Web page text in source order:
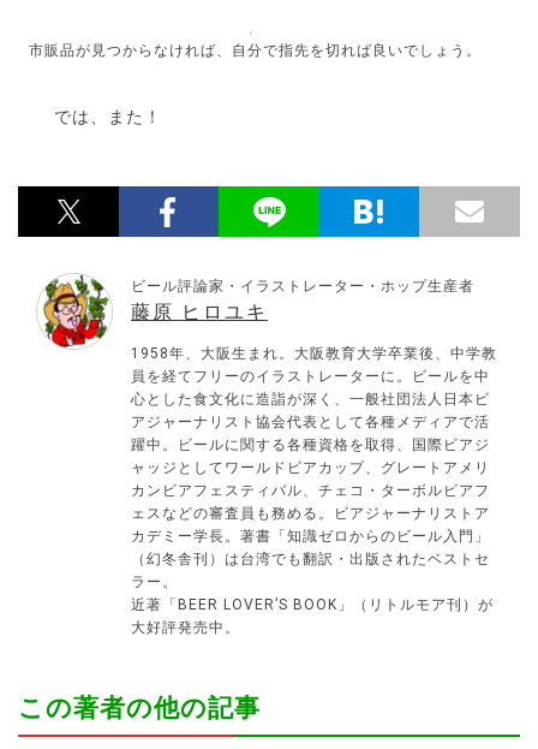
市販品が見つからなければ、自分で指先を切れば良いでしょう。
では、また！
ビール評論家・イラストレーター・ホップ生産者
藤原 ヒロユキ
1958年、大阪生まれ。大阪教育大学卒業後、中学教
員を経てフリーのイラストレーターに。ビールを中
心とした食文化に造詣が深く、一般社団法人日本ビ
アジャーナリスト協会代表として各種メディアで活
躍中。ビールに関する各種資格を取得、国際ビアジ
ャッジとしてワールドビアカップ、グレートアメリ
カンビアフェスティバル、チェコ・ターボルビアフ
ェスなどの審査員も務める。ビアジャーナリストア
カデミー学長。著書「知識ゼロからのビール入門」
（幻冬舎刊）は台湾でも翻訳・出版されたベストセ
ラー。
近著「BEER LOVER’S BOOK」（リトルモア刊）が
大好評発売中。
この著者の他の記事